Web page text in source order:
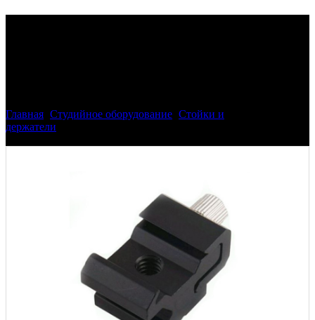
Главная Студийное оборудование Стойки и
держатели